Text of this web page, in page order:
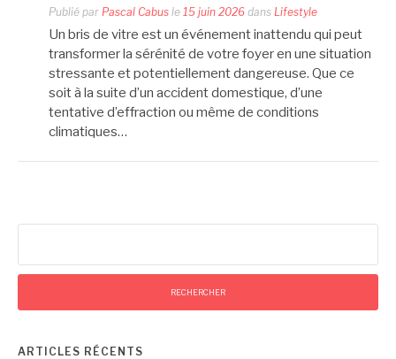
Publié par Pascal Cabus le 15 juin 2026 dans Lifestyle
Un bris de vitre est un événement inattendu qui peut
transformer la sérénité de votre foyer en une situation
stressante et potentiellement dangereuse. Que ce
soit à la suite d’un accident domestique, d’une
tentative d’effraction ou même de conditions
climatiques…
ARTICLES RÉCENTS